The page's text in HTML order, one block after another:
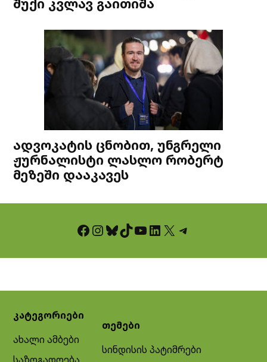
ადვოკატის ცნობით, უნგრელი
ჟურნალისტი ლასლო რობერტ
მეზეში დააკავეს
Facebook InstagramBluesky TikTok YouTube LinkedIn X Telegram
კატეგორიები
ახალი ამბები
საზოგადოება
თემები
სინდისის პატიმრები